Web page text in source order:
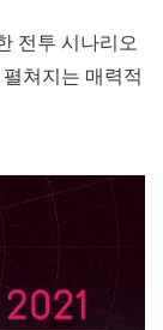
전투 시나리오
쳐지는 매력적